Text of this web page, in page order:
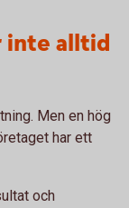
inte alltid
Men en hög
har ett
och